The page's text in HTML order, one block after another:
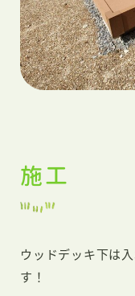
施工
ウッドデッキ下は
す！